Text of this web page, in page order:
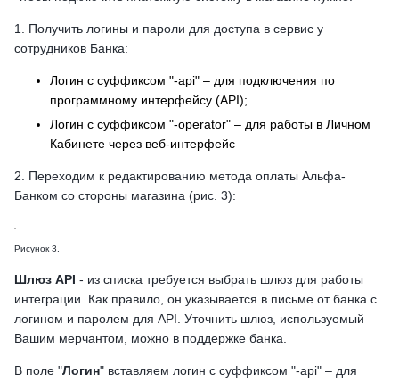
1. Получить логины и пароли для доступа в сервис у
сотрудников Банка:
Логин с суффиксом "-api" – для подключения по
программному интерфейсу (API);
Логин с суффиксом "-operator" – для работы в Личном
Кабинете через веб-интерфейс
2. Переходим к редактированию метода оплаты Альфа-
Банком со стороны магазина (рис. 3):
Рисунок 3.
Шлюз API - из списка требуется выбрать шлюз для работы
интеграции. Как правило, он указывается в письме от банка с
логином и паролем для API. Уточнить шлюз, используемый
Вашим мерчантом, можно в поддержке банка.
В поле "Логин" вставляем логин с суффиксом "-api" – для